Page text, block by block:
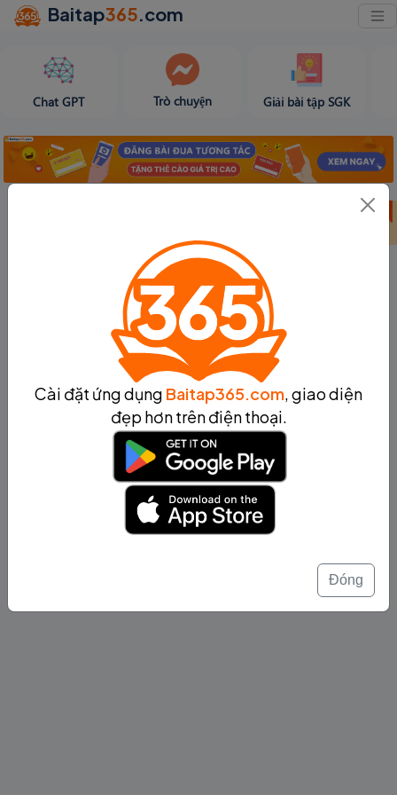
Baitap365.com
Chat GPT Trò chuyện Giải bài tập SGK
Bảng thành tích
Cài đặt ứng dụng Baitap365.com, giao diện
đẹp hơn trên điện thoại.
Đóng